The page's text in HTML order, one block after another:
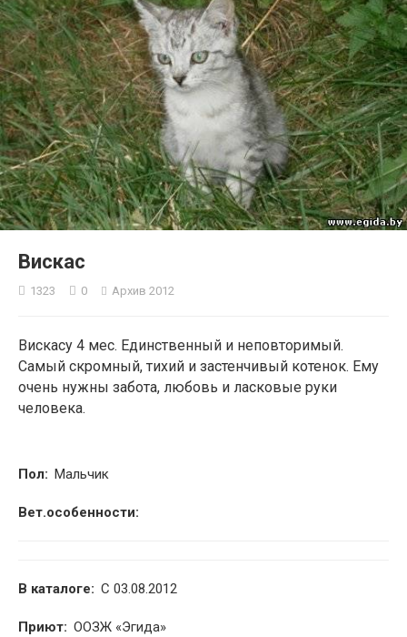
Вискас
1323 0 Архив 2012
Вискасу 4 мес. Единственный и неповторимый.
Самый скромный, тихий и застенчивый котенок. Ему
очень нужны забота, любовь и ласковые руки
человека.
Пол: Мальчик
Вет.особенности:
В каталоге: С 03.08.2012
Приют: ООЗЖ «Эгида»